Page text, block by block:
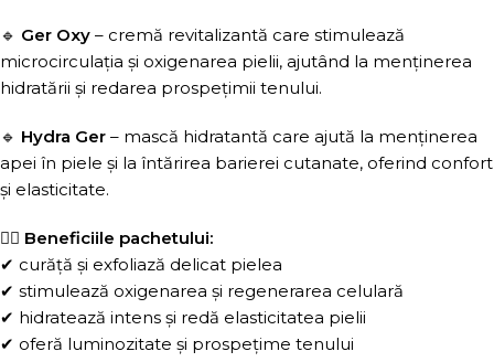
🔹 Ger Oxy – cremă revitalizantă care stimulează
microcirculația și oxigenarea pielii, ajutând la menținerea
hidratării și redarea prospețimii tenului.
🔹 Hydra Ger – mască hidratantă care ajută la menținerea
apei în piele și la întărirea barierei cutanate, oferind confort
și elasticitate.
💆‍♀️ Beneficiile pachetului:
✔ curăță și exfoliază delicat pielea
✔ stimulează oxigenarea și regenerarea celulară
✔ hidratează intens și redă elasticitatea pielii
✔ oferă luminozitate și prospețime tenului